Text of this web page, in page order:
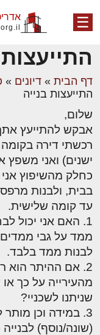
☰
דף הבית » דיונים »
התייעצות בנייה
שלום,
אבקש להתייעץ
רכשתי דירה בקומה
ישנים) ואני משפץ
כחלק מהשיפוץ
בבית, ולבנות
עד קומה שלישית.
1. האם אני יכול
ממד על גבי ממדים
לבנות ממד בלבד.
2. אם ההיתר
מהעירייה על כך
שניתנו לשכניי?
3. במידה וכן
(שונה/נוסף) לבנייה